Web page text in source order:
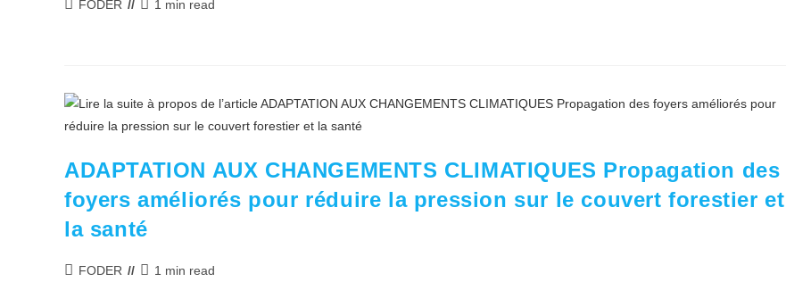
Auteur/autrice
FODER
Temps
1 min read
ADAPTATION AUX CHANGEMENTS CLIMATIQUES Propagation des
foyers améliorés pour réduire la pression sur le couvert forestier et
la santé
Auteur/autrice
FODER
Temps
1 min read